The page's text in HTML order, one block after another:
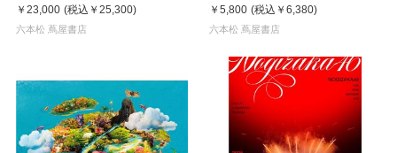
回限定盤 ４DVD+GOODS+ACC
￥23,000 (税込 ￥25,300)
六本松 蔦屋書店
￥5,800 (税込 ￥6,380)
六本松 蔦屋書店